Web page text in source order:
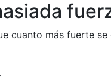
cuanto más fuerte